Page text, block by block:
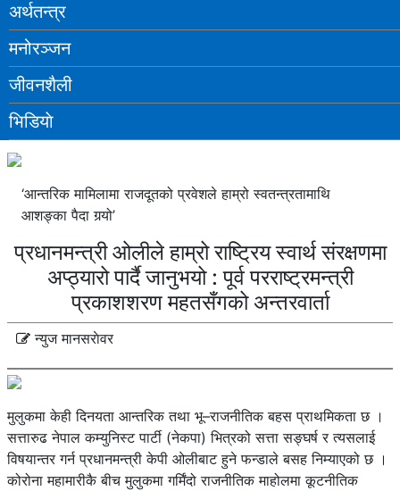
अर्थतन्त्र
मनोरञ्‍जन
जीवनशैली
भिडियाे
‘आन्तरिक मामिलामा राजदूतको प्रवेशले हाम्रो स्वतन्त्रतामाथि
आशङ्का पैदा गर्‍यो’
प्रधानमन्त्री ओलीले हाम्रो राष्ट्रिय स्वार्थ संरक्षणमा
अप्ठ्यारो पार्दै जानुभयो : पूर्व परराष्ट्रमन्त्री
प्रकाशशरण महतसँगको अन्तरवार्ता
न्युज मानसराेवर
मुलुकमा केही दिनयता आन्तरिक तथा भू–राजनीतिक बहस प्राथमिकता छ ।
सत्तारुढ नेपाल कम्युनिस्ट पार्टी (नेकपा) भित्रको सत्ता सङ्घर्ष र त्यसलाई
विषयान्तर गर्न प्रधानमन्त्री केपी ओलीबाट हुने फन्डाले बसह निम्याएको छ ।
कोरोना महामारीकै बीच मुलुकमा गर्मिंदो राजनीतिक माहोलमा कूटनीतिक